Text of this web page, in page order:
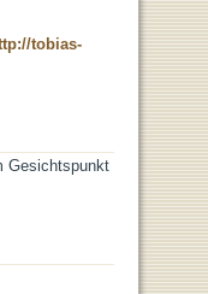
tobias-
Gesichtspunkt